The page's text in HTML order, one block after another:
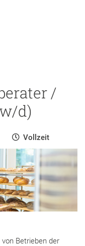
/
d)
Vollzeit
Betrieben der